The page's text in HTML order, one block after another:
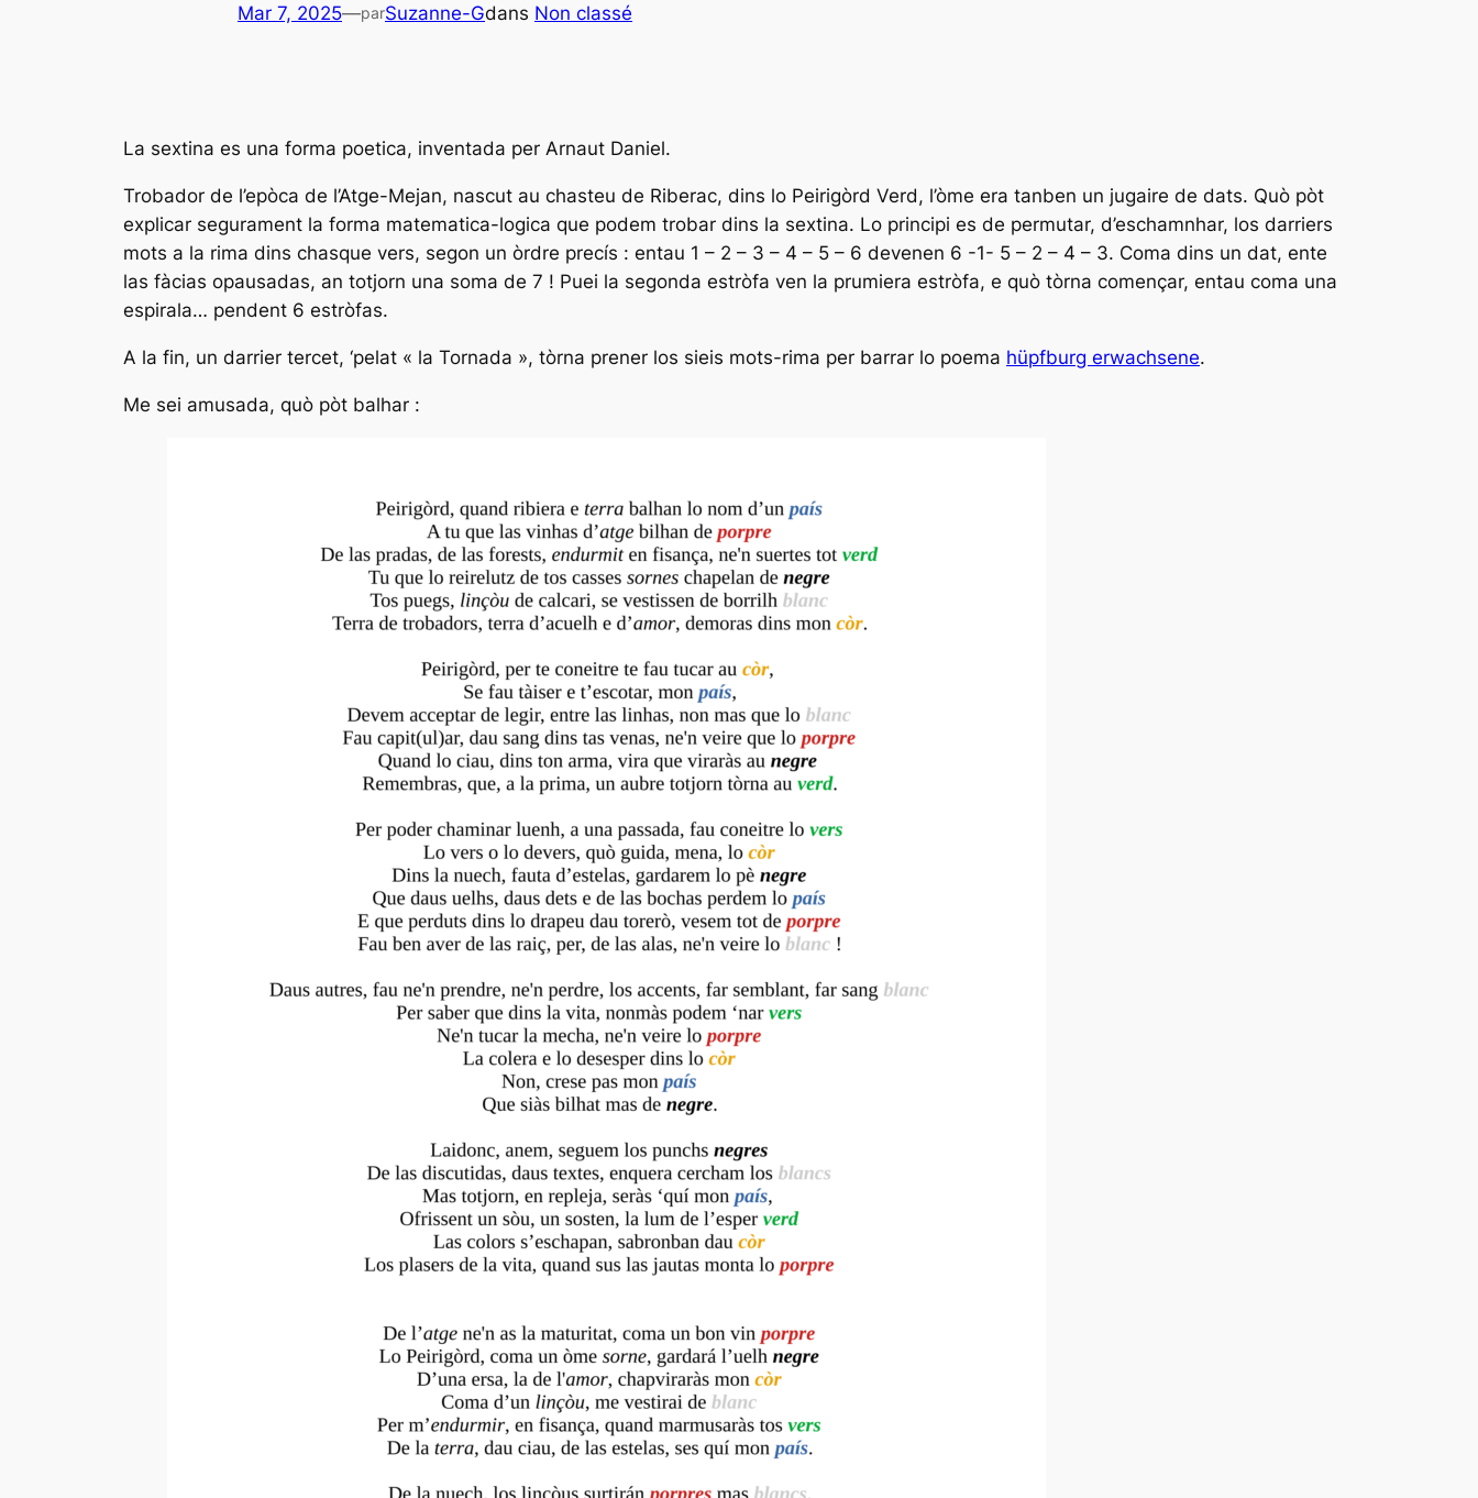
Mar 7, 2025—parSuzanne-Gdans Non classé
La sextina es una forma poetica, inventada per Arnaut Daniel.
Trobador de l’epòca de l’Atge-Mejan, nascut au chasteu de Riberac, dins lo Peirigòrd Verd, l’òme era tanben un jugaire de dats. Quò pòt
explicar segurament la forma matematica-logica que podem trobar dins la sextina. Lo principi es de permutar, d’eschamnhar, los darriers
mots a la rima dins chasque vers, segon un òrdre precís : entau 1 – 2 – 3 – 4 – 5 – 6 devenen 6 -1- 5 – 2 – 4 – 3. Coma dins un dat, ente
las fàcias opausadas, an totjorn una soma de 7 ! Puei la segonda estròfa ven la prumiera estròfa, e quò tòrna començar, entau coma una
espirala… pendent 6 estròfas.
A la fin, un darrier tercet, ‘pelat « la Tornada », tòrna prener los sieis mots-rima per barrar lo poema hüpfburg erwachsene.
Me sei amusada, quò pòt balhar :